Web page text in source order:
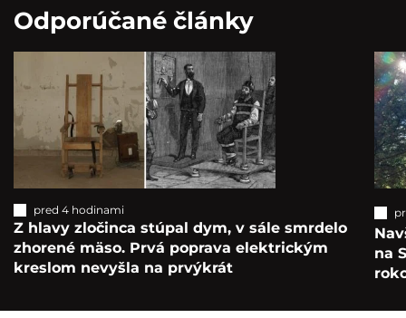
Odporúčané články
pred 4 hodinami
Z hlavy zločinca stúpal dym, v sále smrdelo
zhorené mäso. Prvá poprava elektrickým
kreslom nevyšla na prvýkrát
na